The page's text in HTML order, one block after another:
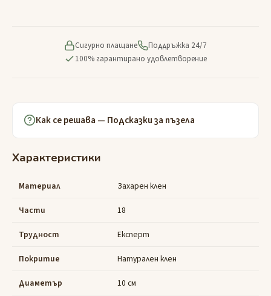
Сигурно плащане
Поддръжка 24/7
100% гарантирано удовлетворение
Как се решава — Подсказки за пъзела
Характеристики
Материал Захарен клен
Части 18
Трудност Експерт
Покритие Натурален клен
Диаметър 10 см